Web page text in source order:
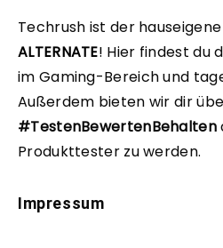
Techrush ist der
ALTERNATE! Hier findest du
im Gaming-Bereich und
Außerdem bieten wir dir
#TestenBewertenBehalten
Produkttester zu werden.
Impressum